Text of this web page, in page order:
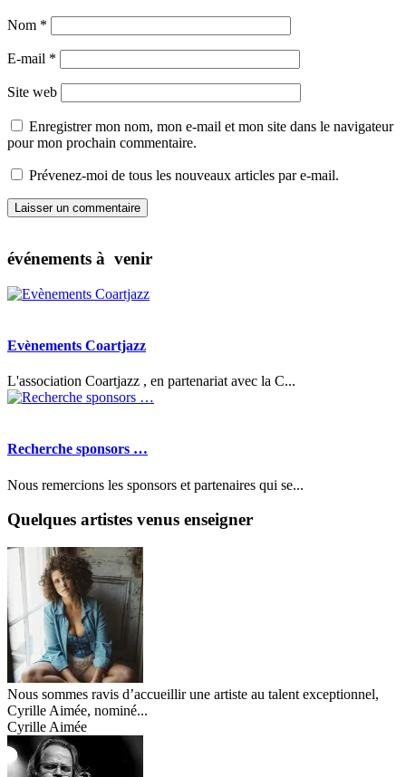
Nom *
E-mail *
Site web
Enregistrer mon nom, mon e-mail et mon site dans le navigateur
pour mon prochain commentaire.
Prévenez-moi de tous les nouveaux articles par e-mail.
événements à venir
Evènements Coartjazz
L'association Coartjazz , en partenariat avec la C...
Recherche sponsors …
Nous remercions les sponsors et partenaires qui se...
Quelques artistes venus enseigner
Nous sommes ravis d’accueillir une artiste au talent exceptionnel,
Cyrille Aimée, nominé...
Cyrille Aimée